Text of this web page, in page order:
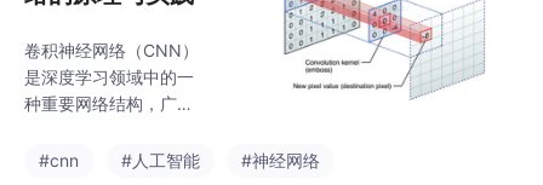
中，可能会出现混淆的
防监控系统中，如家庭
安防摄像头，它可以快
速地对进入监控区域的
测和识别，判断是否为
卷积神经网络（CNN）
是深度学习领域中的一
种重要网络结构，广泛
检测和自然语言处理等
#cnn #人工智能 #神经网络